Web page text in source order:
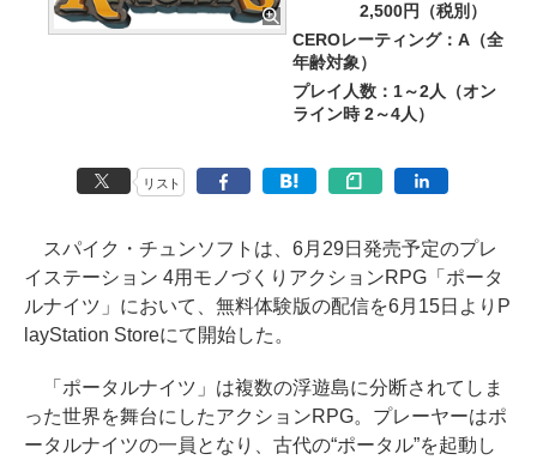
2,500円（税別）
CEROレーティング：A（全
年齢対象）
プレイ人数：1～2人（オン
ライン時 2～4人）
リスト
スパイク・チュンソフトは、6月29日発売予定のプレ
イステーション 4用モノづくりアクションRPG「ポータ
ルナイツ」において、無料体験版の配信を6月15日よりP
layStation Storeにて開始した。
「ポータルナイツ」は複数の浮遊島に分断されてしま
った世界を舞台にしたアクションRPG。プレーヤーはポ
ータルナイツの一員となり、古代の“ポータル”を起動し